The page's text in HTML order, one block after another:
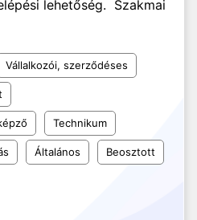
lehetőség. Szakmai
Vállalkozói, szerződéses
Technikum
Általános Beosztott